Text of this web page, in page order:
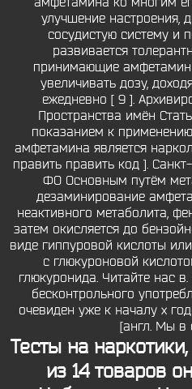
улучшение настроения,
сосудистую систему и
развивается
принимающие
увеличивать дозу,
ежедневно [ 9 ].
Пространства имён
показанием к
амфетамина является
править править код ].
ФО Основным путём
дезаминирование
неактивного метаболита,
затем окисляется до
виде гиппуровой кислоты
с глюкуроновой
глюкуронида. Читайте нас
бесконтрольного
очевиден уже к началу х
[англ. Мы в
Тесты на
из 14 товаров